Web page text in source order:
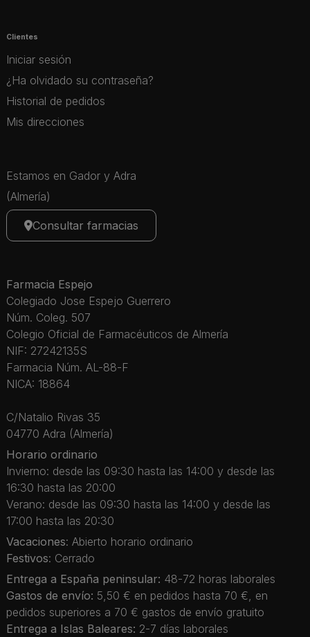
Clientes
Iniciar sesión
¿Ha olvidado su contraseña?
Historial de pedidos
Mis direcciones
Estamos en Gador y Adra
(Almería)
Consultar farmacias
Farmacia Espejo
Colegiado Jose Espejo Guerrero
Núm. Coleg. 507
Colegio Oficial de Farmacéuticos de Almería
NIF: 27242135S
Farmacia Núm. AL-88-F
NICA: 18864
C/Natalio Rivas 35
04770 Adra (Almería)
Horario ordinario
Invierno: desde las 09:30 hasta las 14:00 y desde las
16:30 hasta las 20:00
Verano: desde las 09:30 hasta las 14:00 y desde las
17:00 hasta las 20:30
Vacaciones: Abierto horario ordinario
Festivos: Cerrado
Entrega a España peninsular: 48-72 horas laborales
Gastos de envío: 5,50 € en pedidos hasta 70 €, en
pedidos superiores a 70 € gastos de envío gratuito
Entrega a Islas Baleares: 2-7 días laborales